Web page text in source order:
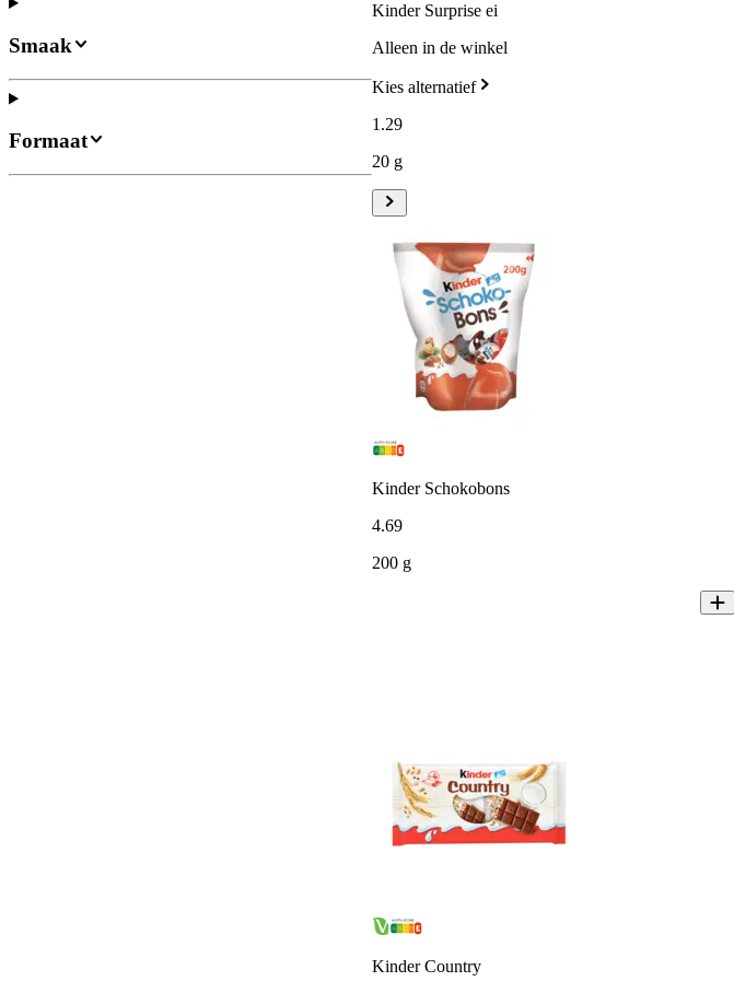
Smaak
Formaat
Kinder Surprise ei
Alleen in de winkel
Kies alternatief
1.29
20 g
Kinder Schokobons
4.69
200 g
Kinder Country